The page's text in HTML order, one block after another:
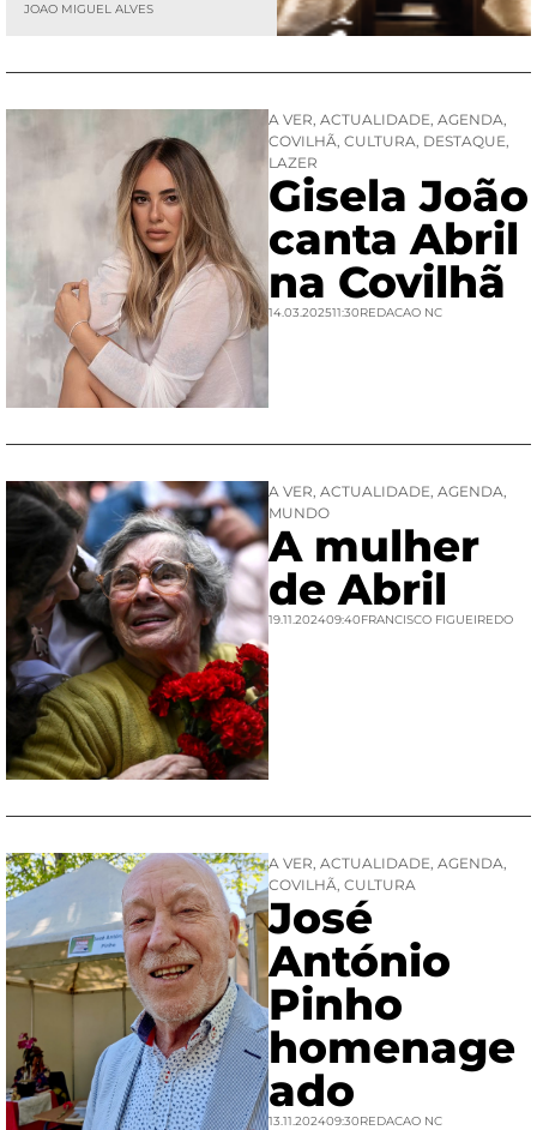
JOAO MIGUEL ALVES
A VER, ACTUALIDADE, AGENDA,
COVILHÃ, CULTURA, DESTAQUE,
LAZER
Gisela João
canta Abril
na Covilhã
14.03.202511:30REDACAO NC
A VER, ACTUALIDADE, AGENDA,
MUNDO
A mulher
de Abril
19.11.202409:40FRANCISCO FIGUEIREDO
A VER, ACTUALIDADE, AGENDA,
COVILHÃ, CULTURA
José
António
Pinho
homenage
ado
13.11.202409:30REDACAO NC